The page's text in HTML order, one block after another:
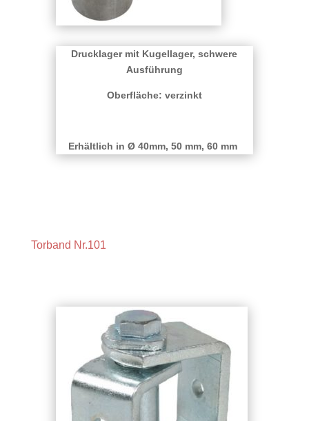
Drucklager mit Kugellager, schwere
Ausführung
Oberfläche: verzinkt
Erhältlich in Ø 40mm, 50 mm, 60 mm
Torband Nr.101